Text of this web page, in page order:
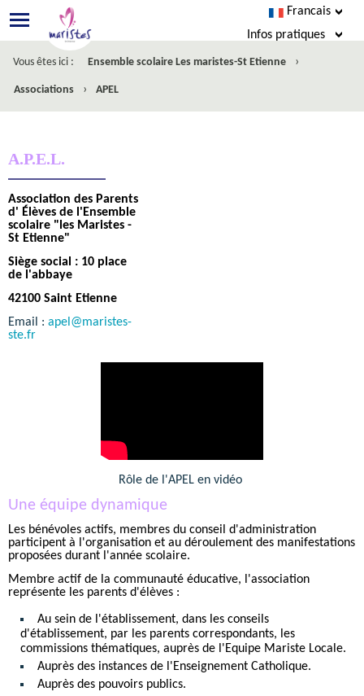
Francais
Infos pratiques
Demande d'inscription
Vous êtes ici : Ensemble scolaire Les maristes-St Etienne ›
Associations › APEL
A.P.E.L.
Association des Parents
d' Élèves de l'Ensemble
scolaire "les Maristes -
St Etienne"
Siège social : 10 place
de l'abbaye
42100 Saint Etienne
Email : apel@maristes-
ste.fr
Rôle de l'APEL en vidéo
Une équipe dynamique
Les bénévoles actifs, membres du conseil d'administration
participent à l'organisation et au déroulement des manifestations
proposées durant l'année scolaire.
Membre actif de la communauté éducative, l'association
représente les parents d'élèves :
Au sein de l'établissement, dans les conseils
d'établissement, par les parents correspondants, les
commissions thématiques, auprès de l'Equipe Mariste Locale.
Auprès des instances de l'Enseignement Catholique.
Auprès des pouvoirs publics.